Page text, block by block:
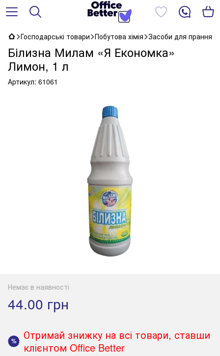
Господарські товари Побутова хімія Засоби для прання
Білизна Милам «Я Економка»
Лимон, 1 л
Артикул: 61061
Немає в наявності
44.00 грн
%
Отримай знижку на всі товари, ставши
клієнтом Office Better